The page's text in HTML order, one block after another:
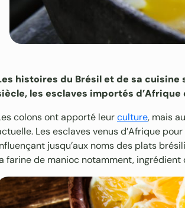
histoires du Brésil et de sa
les esclaves importés
colons ont apporté leurculture, mais
Les esclaves venus d’Afrique
jusqu’aux noms des plats
farine de manioc notamment, ingrédient